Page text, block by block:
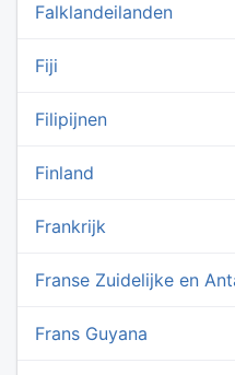
Falklandeilanden
Fiji
Filipijnen
Finland
Frankrijk
Franse Zuidelijke en
Frans Guyana